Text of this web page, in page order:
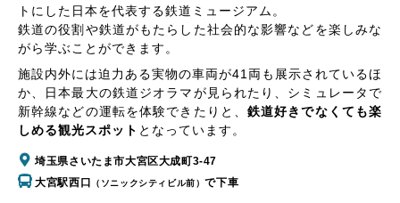
トにした日本を代表する鉄道ミュージアム。
鉄道の役割や鉄道がもたらした社会的な影響などを楽しみな
がら学ぶことができます。
施設内外には迫力ある実物の車両が41両も展示されているほ
か、日本最大の鉄道ジオラマが見られたり、シミュレータで
新幹線などの運転を体験できたりと、 鉄道好きでなくても楽
しめる観光スポット となっています。
埼玉県さいたま市大宮区大成町3-47
大宮駅西口
（ソニックシティビル前）で下車